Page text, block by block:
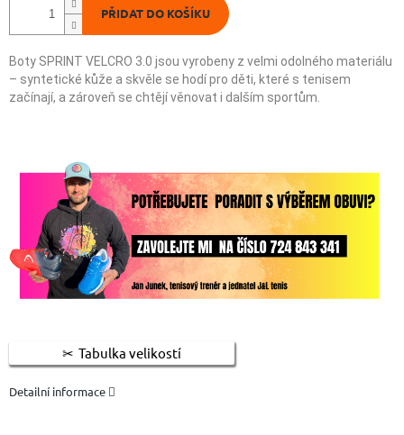
PŘIDAT DO KOŠÍKU
Boty SPRINT VELCRO 3.0 jsou vyrobeny z velmi odolného materiálu
– syntetické kůže a skvěle se hodí pro děti, které s tenisem
začínají, a zároveň se chtějí věnovat i dalším sportům.
Tabulka velikostí
Detailní informace